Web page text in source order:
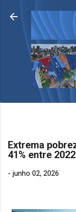
Extrema
41% entre
- junho 02, 2026